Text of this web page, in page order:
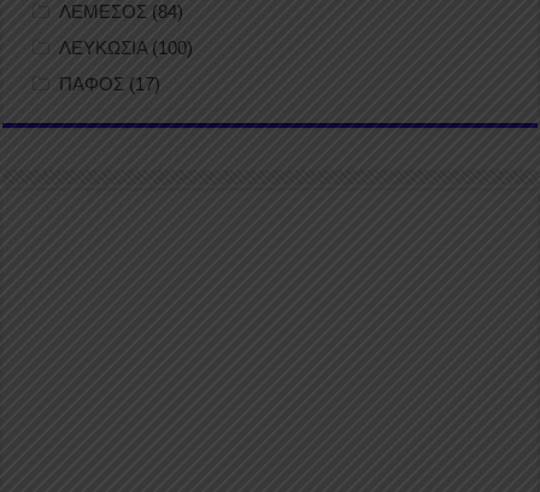
ΛΕΜΕΣΟΣ (84)
ΛΕΥΚΩΣΙΑ (100)
ΠΑΦΟΣ (17)